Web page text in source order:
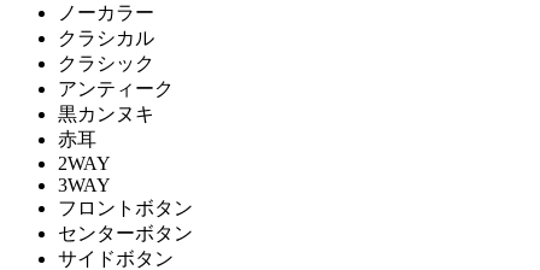
ノーカラー
クラシカル
クラシック
アンティーク
黒カンヌキ
赤耳
2WAY
3WAY
フロントボタン
センターボタン
サイドボタン